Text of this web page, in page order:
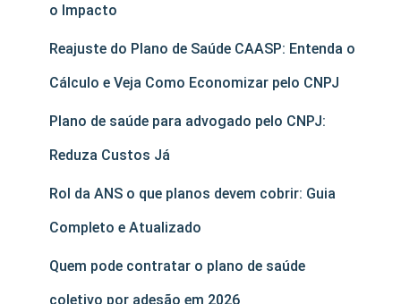
o Impacto
Reajuste do Plano de Saúde CAASP: Entenda o
Cálculo e Veja Como Economizar pelo CNPJ
Plano de saúde para advogado pelo CNPJ:
Reduza Custos Já
Rol da ANS o que planos devem cobrir: Guia
Completo e Atualizado
Quem pode contratar o plano de saúde
coletivo por adesão em 2026